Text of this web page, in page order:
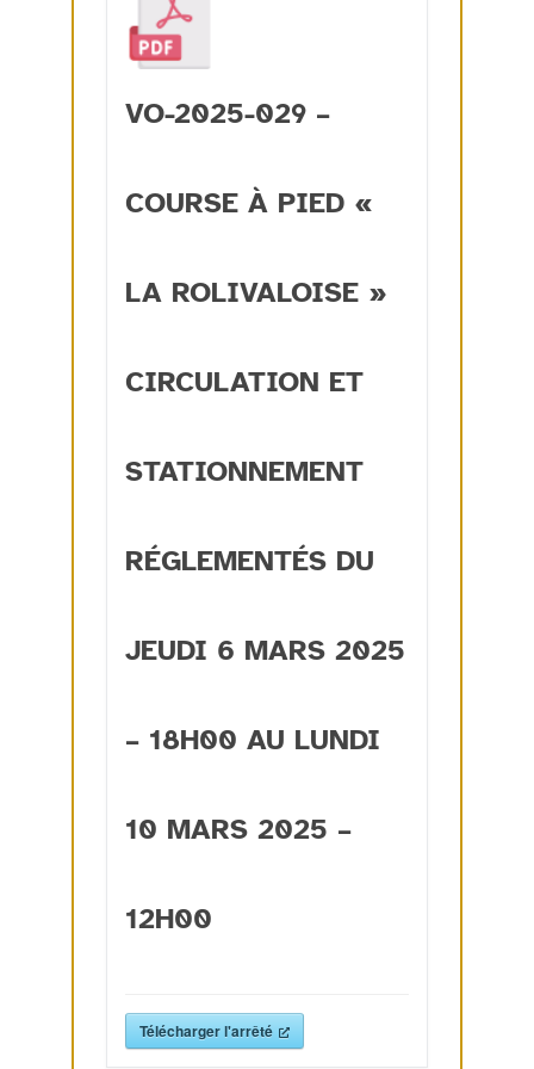
VO-2025-029 –
COURSE À PIED «
LA ROLIVALOISE »
CIRCULATION ET
STATIONNEMENT
RÉGLEMENTÉS DU
JEUDI 6 MARS 2025
– 18H00 AU LUNDI
10 MARS 2025 –
12H00
Télécharger l'arrêté